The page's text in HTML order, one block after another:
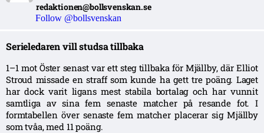
redaktionen@bollsvenskan.se
Follow @bollsvenskan
Serieledaren vill studsa tillbaka
1–1 mot Öster senast var ett steg tillbaka för Mjällby, där Elliot
Stroud missade en straff som kunde ha gett tre poäng. Laget
har dock varit ligans mest stabila bortalag och har vunnit
samtliga av sina fem senaste matcher på resande fot. I
formtabellen över senaste fem matcher placerar sig Mjällby
som tvåa, med 11 poäng.